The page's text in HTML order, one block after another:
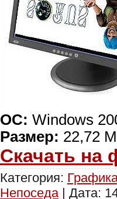
ОС: Windows
Размер: 22,72
Скачать на
Категория:
Непоседа | Дата: